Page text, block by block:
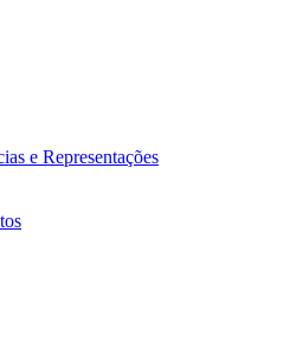
e Representações